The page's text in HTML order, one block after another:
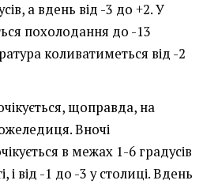
а вдень від -3 до +2. У
похолодання до -13
коливатиметься від -2
щоправда, на
Вночі
в межах 1-6 градусів
і від -1 до -3 у столиці. Вдень